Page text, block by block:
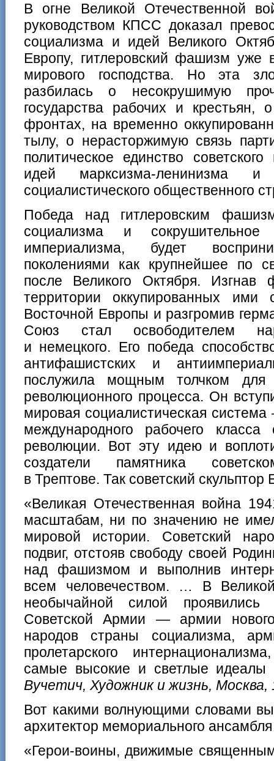
В огне Великой Отечественной
руководством КПСС доказал
социализма и идей Великого
Европу, гитлеровский фашизм уже
мирового господства. Но эта
разбилась о несокрушимую
государства рабочих и крестьян,
фронтах, на временно
тылу, о нерасторжимую связь
политическое единство
идей марксизма-ленинизма
социалистического общественного
Победа над гитлеровским
социализма и сокрушительное
империализма, будет
поколениями как крупнейшее по
после Великого Октября. Изгнав
территории оккупированных
Восточной Европы и разгромив
Союз стал освободителем
и немецкого. Его победа
антифашистских и
послужила мощным толчком для
революционного процесса. Он
мировая социалистическая
международного рабочего
революции. Вот эту идею и
создатели памятника
в Трептове. Так советский
«Великая Отечественная война
масштабам, ни по значению не
мировой истории. Советский
подвиг, отстояв свободу своей
над фашизмом и выполнив
всем человечеством. … В
необычайной силой проявились
Советской Армии — армии
народов страны социализма,
пролетарского
самые высокие и светлые идеалы
Вучетич, Художник и жизнь, Москва,
Вот какими волнующими словами
архитектор мемориального
«Герои-воины, движимые